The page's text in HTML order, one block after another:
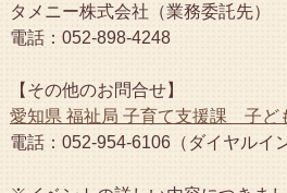
タメニー株式会社（業務委託先）
電話：052-898-4248
【その他のお問合せ】
愛知県 福祉局 子育て支援課 子ど
電話：052-954-6106（ダイヤルイン